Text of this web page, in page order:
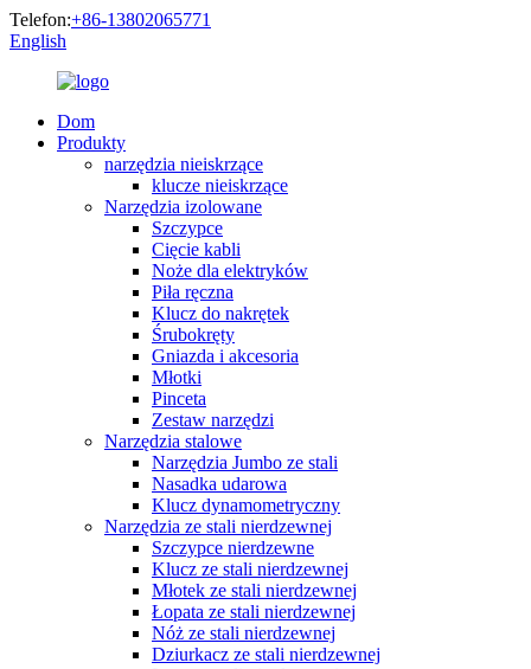
Telefon:+86-13802065771
English
Dom
Produkty
narzędzia nieiskrzące
klucze nieiskrzące
Narzędzia izolowane
Szczypce
Cięcie kabli
Noże dla elektryków
Piła ręczna
Klucz do nakrętek
Śrubokręty
Gniazda i akcesoria
Młotki
Pinceta
Zestaw narzędzi
Narzędzia stalowe
Narzędzia Jumbo ze stali
Nasadka udarowa
Klucz dynamometryczny
Narzędzia ze stali nierdzewnej
Szczypce nierdzewne
Klucz ze stali nierdzewnej
Młotek ze stali nierdzewnej
Łopata ze stali nierdzewnej
Nóż ze stali nierdzewnej
Dziurkacz ze stali nierdzewnej